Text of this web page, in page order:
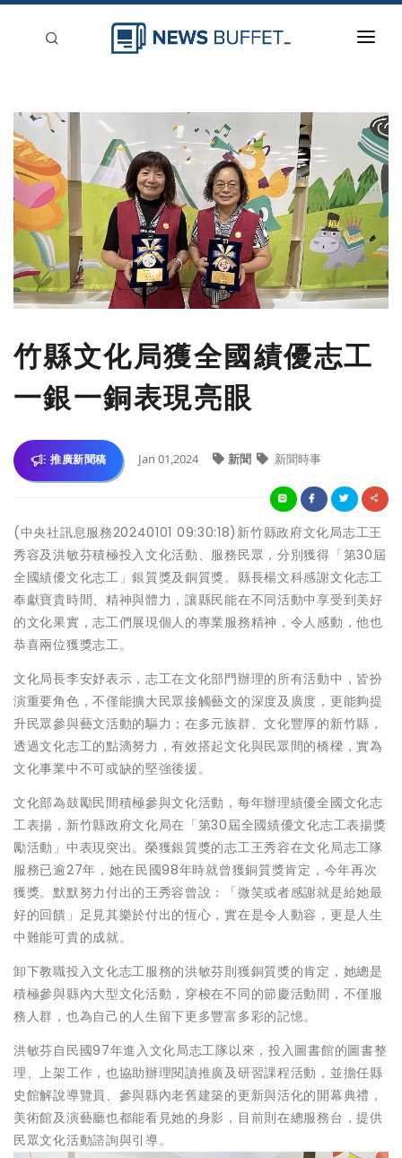
新聞稿分類
刊登
竹縣文化局獲全國績優志工
一銀一銅表現亮眼
推廣新聞稿 Jan 01,2024 新聞 新聞時事
(中央社訊息服務20240101 09:30:18)新竹縣政府文化局志工王
秀容及洪敏芬積極投入文化活動、服務民眾，分別獲得「第30屆
全國績優文化志工」銀質獎及銅質獎。縣長楊文科感謝文化志工
奉獻寶貴時間、精神與體力，讓縣民能在不同活動中享受到美好
的文化果實，志工們展現個人的專業服務精神，令人感動，他也
恭喜兩位獲獎志工。
文化局長李安妤表示，志工在文化部門辦理的所有活動中，皆扮
演重要角色，不僅能擴大民眾接觸藝文的深度及廣度，更能夠提
升民眾參與藝文活動的驅力；在多元族群、文化豐厚的新竹縣，
透過文化志工的點滴努力，有效搭起文化與民眾間的橋樑，實為
文化事業中不可或缺的堅強後援。
文化部為鼓勵民間積極參與文化活動，每年辦理績優全國文化志
工表揚，新竹縣政府文化局在「第30屆全國績優文化志工表揚獎
勵活動」中表現突出。榮獲銀質獎的志工王秀容在文化局志工隊
服務已逾27年，她在民國98年時就曾獲銅質獎肯定，今年再次
獲獎。默默努力付出的王秀容曾說：「微笑或者感謝就是給她最
好的回饋」足見其樂於付出的恆心，實在是令人動容，更是人生
中難能可貴的成就。
卸下教職投入文化志工服務的洪敏芬則獲銅質獎的肯定，她總是
積極參與縣內大型文化活動，穿梭在不同的節慶活動間，不僅服
務人群，也為自己的人生留下更多豐富多彩的記憶。
洪敏芬自民國97年進入文化局志工隊以來，投入圖書館的圖書整
理、上架工作，也協助辦理閱讀推廣及研習課程活動，並擔任縣
史館解說導覽員、參與縣內老舊建築的更新與活化的開幕典禮，
美術館及演藝廳也都能看見她的身影，目前則在總服務台，提供
民眾文化活動諮詢與引導。